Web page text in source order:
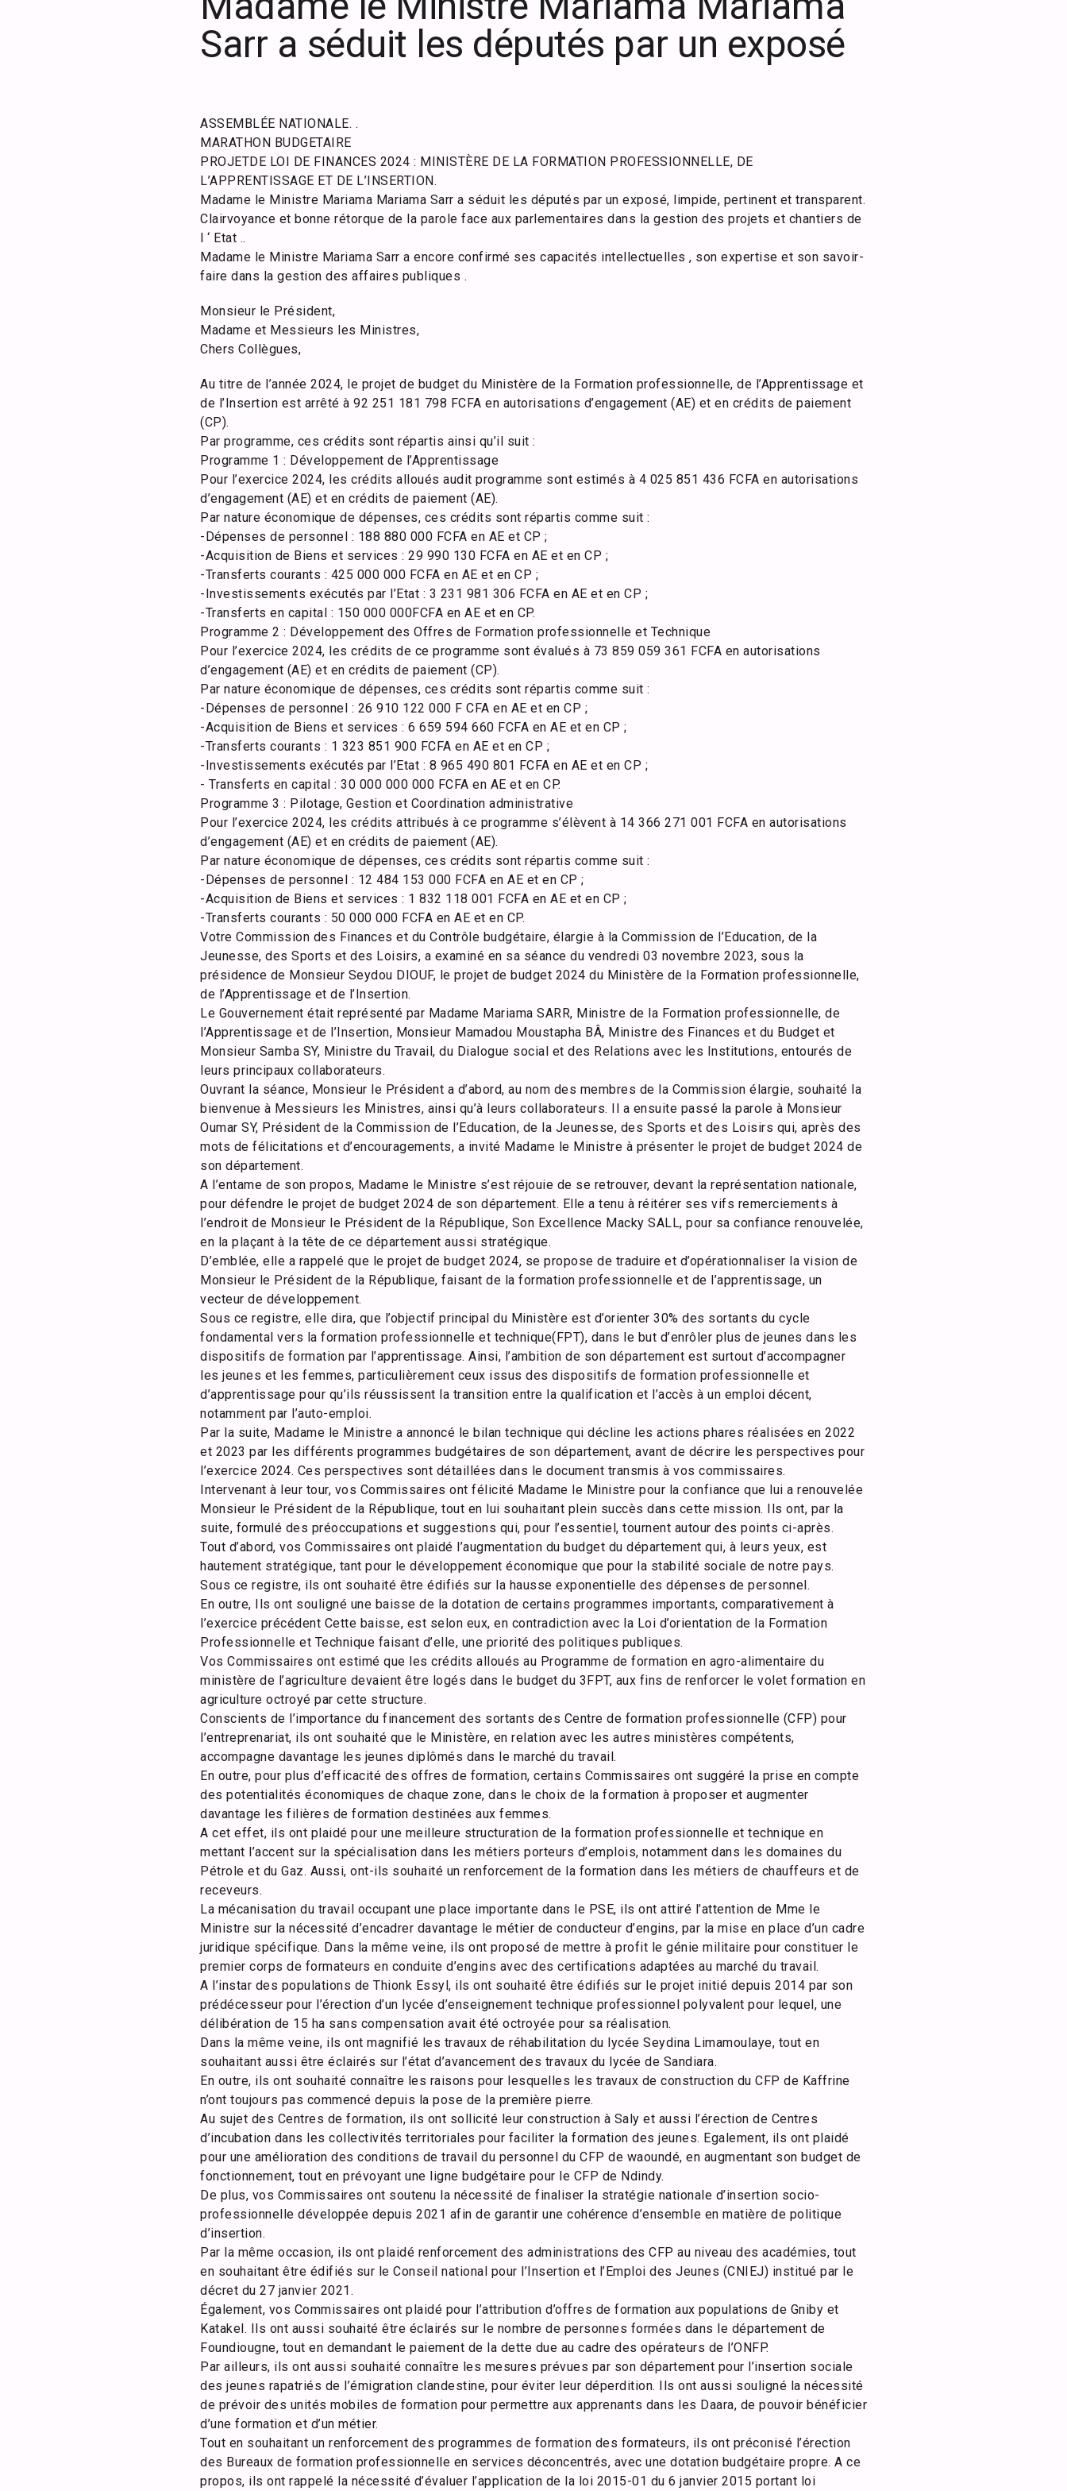
Sarr a séduit les députés par un exposé
ASSEMBLÉE NATIONALE. .
MARATHON BUDGETAIRE
PROJETDE LOI DE FINANCES 2024 : MINISTÈRE DE LA FORMATION PROFESSIONNELLE, DE
L’APPRENTISSAGE ET DE L’INSERTION.
Madame le Ministre Mariama Mariama Sarr a séduit les députés par un exposé, limpide, pertinent et transparent.
Clairvoyance et bonne rétorque de la parole face aux parlementaires dans la gestion des projets et chantiers de
l ‘ Etat ..
Madame le Ministre Mariama Sarr a encore confirmé ses capacités intellectuelles , son expertise et son savoir-
faire dans la gestion des affaires publiques .
Monsieur le Président,​
Madame et Messieurs les Ministres,
Chers Collègues,
Au titre de l’année 2024, le projet de budget du Ministère de la Formation professionnelle, de l’Apprentissage et
de l’Insertion est arrêté à 92 251 181 798 FCFA en autorisations d’engagement (AE) et en crédits de paiement
(CP).
Par programme, ces crédits sont répartis ainsi qu’il suit :
Programme 1 : Développement de l’Apprentissage
Pour l’exercice 2024, les crédits alloués audit programme sont estimés à 4 025 851 436 FCFA en autorisations
d’engagement (AE) et en crédits de paiement (AE).
Par nature économique de dépenses, ces crédits sont répartis comme suit :
-​Dépenses de personnel : 188 880 000 FCFA en AE et CP ;
-​Acquisition de Biens et services : 29 990 130 FCFA en AE et en CP ;
-​Transferts courants : 425 000 000 FCFA en AE et en CP ;
-​Investissements exécutés par l’Etat : 3 231 981 306 FCFA en AE et en CP ;
-​Transferts en capital : 150 000 000FCFA en AE et en CP.
Programme 2 : Développement des Offres de Formation professionnelle et Technique
Pour l’exercice 2024, les crédits de ce programme sont évalués à 73 859 059 361 FCFA en autorisations
d’engagement (AE) et en crédits de paiement (CP).
Par nature économique de dépenses, ces crédits sont répartis comme suit :
-​Dépenses de personnel : 26 910 122 000 F CFA en AE et en CP ;
-​Acquisition de Biens et services : 6 659 594 660 FCFA en AE et en CP ;
-​Transferts courants : 1 323 851 900 FCFA en AE et en CP ;
-​Investissements exécutés par l’Etat : 8 965 490 801 FCFA en AE et en CP ;
-​ Transferts en capital : 30 000 000 000 FCFA en AE et en CP.
Programme 3 : Pilotage, Gestion et Coordination administrative
Pour l’exercice 2024, les crédits attribués à ce programme s’élèvent à 14 366 271 001 FCFA en autorisations
d’engagement (AE) et en crédits de paiement (AE).
Par nature économique de dépenses, ces crédits sont répartis comme suit :
-​Dépenses de personnel : 12 484 153 000 FCFA en AE et en CP ;
-​Acquisition de Biens et services : 1 832 118 001 FCFA en AE et en CP ;
-​Transferts courants : 50 000 000 FCFA en AE et en CP.
Votre Commission des Finances et du Contrôle budgétaire, élargie à la Commission de l’Education, de la
Jeunesse, des Sports et des Loisirs, a examiné en sa séance du vendredi 03 novembre 2023, sous la
présidence de Monsieur Seydou DIOUF, le projet de budget 2024 du Ministère de la Formation professionnelle,
de l’Apprentissage et de l’Insertion.
Le Gouvernement était représenté par Madame Mariama SARR, Ministre de la Formation professionnelle, de
l’Apprentissage et de l’Insertion, Monsieur Mamadou Moustapha BÂ, Ministre des Finances et du Budget et
Monsieur Samba SY, Ministre du Travail, du Dialogue social et des Relations avec les Institutions, entourés de
leurs principaux collaborateurs.
Ouvrant la séance, Monsieur le Président a d’abord, au nom des membres de la Commission élargie, souhaité la
bienvenue à Messieurs les Ministres, ainsi qu’à leurs collaborateurs. Il a ensuite passé la parole à Monsieur
Oumar SY, Président de la Commission de l’Education, de la Jeunesse, des Sports et des Loisirs qui, après des
mots de félicitations et d’encouragements, a invité Madame le Ministre à présenter le projet de budget 2024 de
son département.
A l’entame de son propos, Madame le Ministre s’est réjouie de se retrouver, devant la représentation nationale,
pour défendre le projet de budget 2024 de son département. Elle a tenu à réitérer ses vifs remerciements à
l’endroit de Monsieur le Président de la République, Son Excellence Macky SALL, pour sa confiance renouvelée,
en la plaçant à la tête de ce département aussi stratégique.
D’emblée, elle a rappelé que le projet de budget 2024, se propose de traduire et d’opérationnaliser la vision de
Monsieur le Président de la République, faisant de la formation professionnelle et de l’apprentissage, un
vecteur de développement.
Sous ce registre, elle dira, que l’objectif principal du Ministère est d’orienter 30% des sortants du cycle
fondamental vers la formation professionnelle et technique(FPT), dans le but d’enrôler plus de jeunes dans les
dispositifs de formation par l’apprentissage. Ainsi, l’ambition de son département est surtout d’accompagner
les jeunes et les femmes, particulièrement ceux issus des dispositifs de formation professionnelle et
d’apprentissage pour qu’ils réussissent la transition entre la qualification et l’accès à un emploi décent,
notamment par l’auto-emploi.
Par la suite, Madame le Ministre a annoncé le bilan technique qui décline les actions phares réalisées en 2022
et 2023 par les différents programmes budgétaires de son département, avant de décrire les perspectives pour
l’exercice 2024. Ces perspectives sont détaillées dans le document transmis à vos commissaires.
Intervenant à leur tour, vos Commissaires ont félicité Madame le Ministre pour la confiance que lui a renouvelée
Monsieur le Président de la République, tout en lui souhaitant plein succès dans cette mission. Ils ont, par la
suite, formulé des préoccupations et suggestions qui, pour l’essentiel, tournent autour des points ci-après.
Tout d’abord, vos Commissaires ont plaidé l’augmentation du budget du département qui, à leurs yeux, est
hautement stratégique, tant pour le développement économique que pour la stabilité sociale de notre pays.
Sous ce registre, ils ont souhaité être édifiés sur la hausse exponentielle des dépenses de personnel.
En outre, Ils ont souligné une baisse de la dotation de certains programmes importants, comparativement à
l’exercice précédent Cette baisse, est selon eux, en contradiction avec la Loi d’orientation de la Formation
Professionnelle et Technique faisant d’elle, une priorité des politiques publiques.
Vos Commissaires ont estimé que les crédits alloués au Programme de formation en agro-alimentaire du
ministère de l’agriculture devaient être logés dans le budget du 3FPT, aux fins de renforcer le volet formation en
agriculture octroyé par cette structure.
Conscients de l’importance du financement des sortants des Centre de formation professionnelle (CFP) pour
l’entreprenariat, ils ont souhaité que le Ministère, en relation avec les autres ministères compétents,
accompagne davantage les jeunes diplômés dans le marché du travail.
En outre, pour plus d’efficacité des offres de formation, certains Commissaires ont suggéré la prise en compte
des potentialités économiques de chaque zone, dans le choix de la formation à proposer et augmenter
davantage les filières de formation destinées aux femmes.
A cet effet, ils ont plaidé pour une meilleure structuration de la formation professionnelle et technique en
mettant l’accent sur la spécialisation dans les métiers porteurs d’emplois, notamment dans les domaines du
Pétrole et du Gaz. Aussi, ont-ils souhaité un renforcement de la formation dans les métiers de chauffeurs et de
receveurs.
La mécanisation du travail occupant une place importante dans le PSE, ils ont attiré l’attention de Mme le
Ministre sur la nécessité d’encadrer davantage le métier de conducteur d’engins, par la mise en place d’un cadre
juridique spécifique. Dans la même veine, ils ont proposé de mettre à profit le génie militaire pour constituer le
premier corps de formateurs en conduite d’engins avec des certifications adaptées au marché du travail.
A l’instar des populations de Thionk Essyl, ils ont souhaité être édifiés sur le projet initié depuis 2014 par son
prédécesseur pour l’érection d’un lycée d’enseignement technique professionnel polyvalent pour lequel, une
délibération de 15 ha sans compensation avait été octroyée pour sa réalisation.
Dans la même veine, ils ont magnifié les travaux de réhabilitation du lycée Seydina Limamoulaye, tout en
souhaitant aussi être éclairés sur l’état d’avancement des travaux du lycée de Sandiara.
En outre, ils ont souhaité connaître les raisons pour lesquelles les travaux de construction du CFP de Kaffrine
n’ont toujours pas commencé depuis la pose de la première pierre.
Au sujet des Centres de formation, ils ont sollicité leur construction à Saly et aussi l’érection de Centres
d’incubation dans les collectivités territoriales pour faciliter la formation des jeunes. Egalement, ils ont plaidé
pour une amélioration des conditions de travail du personnel du CFP de waoundé, en augmentant son budget de
fonctionnement, tout en prévoyant une ligne budgétaire pour le CFP de Ndindy.
De plus, vos Commissaires ont soutenu la nécessité de finaliser la stratégie nationale d’insertion socio-
professionnelle développée depuis 2021 afin de garantir une cohérence d’ensemble en matière de politique
d’insertion.
Par la même occasion, ils ont plaidé renforcement des administrations des CFP au niveau des académies, tout
en souhaitant être édifiés sur le Conseil national pour l’Insertion et l’Emploi des Jeunes (CNIEJ) institué par le
décret du 27 janvier 2021.
Également, vos Commissaires ont plaidé pour l’attribution d’offres de formation aux populations de Gniby et
Katakel. Ils ont aussi souhaité être éclairés sur le nombre de personnes formées dans le département de
Foundiougne, tout en demandant le paiement de la dette due au cadre des opérateurs de l’ONFP.
Par ailleurs, ils ont aussi souhaité connaître les mesures prévues par son département pour l’insertion sociale
des jeunes rapatriés de l’émigration clandestine, pour éviter leur déperdition. Ils ont aussi souligné la nécessité
de prévoir des unités mobiles de formation pour permettre aux apprenants dans les Daara, de pouvoir bénéficier
d’une formation et d’un métier.
Tout en souhaitant un renforcement des programmes de formation des formateurs, ils ont préconisé l’érection
des Bureaux de formation professionnelle en services déconcentrés, avec une dotation budgétaire propre. A ce
propos, ils ont rappelé la nécessité d’évaluer l’application de la loi 2015-01 du 6 janvier 2015 portant loi